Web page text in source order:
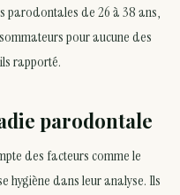
parodontales de 26 à 38 ans,
pour aucune des
rapporté.
parodontale
des facteurs comme le
hygiène dans leur analyse. Ils